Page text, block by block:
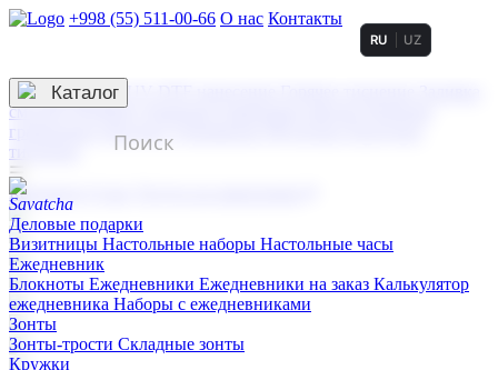
+998 (55) 511-00-66 О нас Контакты
3D гравировка
смолой (Doming)
гравировка твердая
тиснение
RU UZ
☰
Контакты
Каталог
Деловые подарки
Визитницы Настольные наборы Настольные часы
Ежедневник
Блокноты Ежедневники Ежедневники на заказ Калькулятор
ежедневника Наборы с ежедневниками
Зонты
Зонты-трости Складные зонты
Кружки